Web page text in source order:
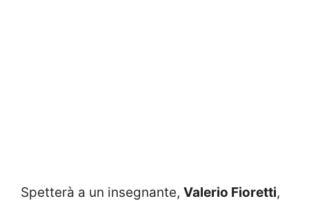
Spetterà a un insegnante, Valerio Fioretti,